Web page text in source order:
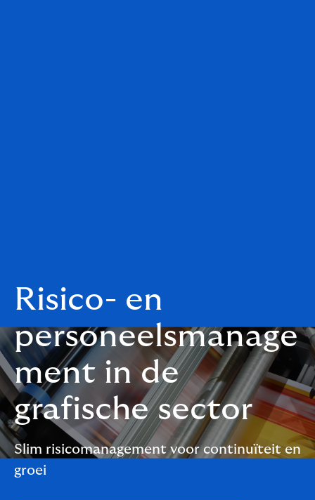
Risico- en
personeelsmanage
ment in de
grafische sector
Slim risicomanagement voor continuïteit en
groei